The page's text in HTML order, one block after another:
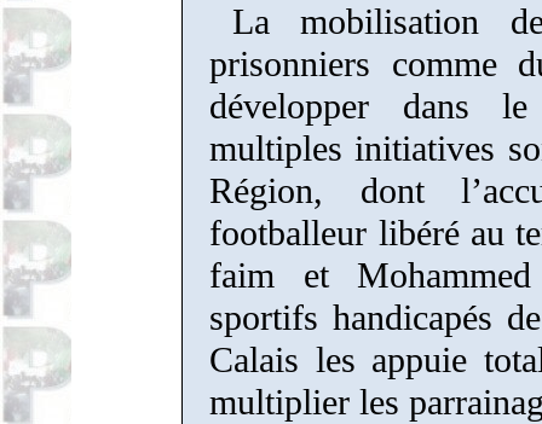
La mobilisation
prisonniers comme
développer dans
multiples initiatives
Région, dont
footballeur libéré au
faim et
sportifs handicapés
Calais les appuie
multiplier les